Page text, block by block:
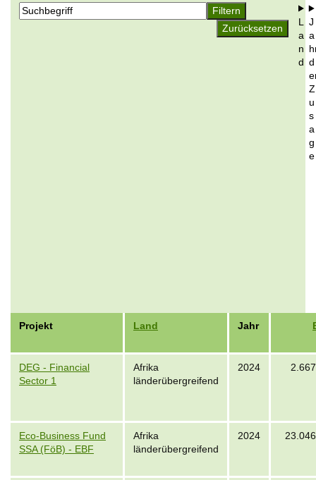
L
a
n
d
J
a
d
Z
u
s
a
g
e
Projekt Land Jahr
DEG - Financial
Sector 1
Afrika
länderübergreifend
2024
Eco-Business Fund
SSA (FöB) - EBF
Afrika
länderübergreifend
2024